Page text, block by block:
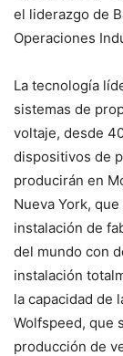
el liderazgo de
Operaciones
La tecnología
sistemas de
voltaje, desde
dispositivos de
producirán en
Nueva York,
instalación de
del mundo con
instalación
la capacidad de
Wolfspeed, que
producción de